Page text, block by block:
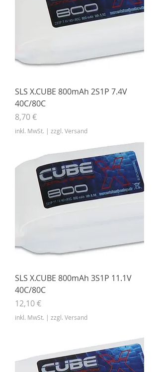
SLS X.CUBE 800mAh 2S1P 7.4V
40C/80C
Preis
8,70 €
inkl. MwSt. | zzgl. Versand
SLS X.CUBE 800mAh 3S1P 11.1V
40C/80C
Preis
12,10 €
inkl. MwSt. | zzgl. Versand